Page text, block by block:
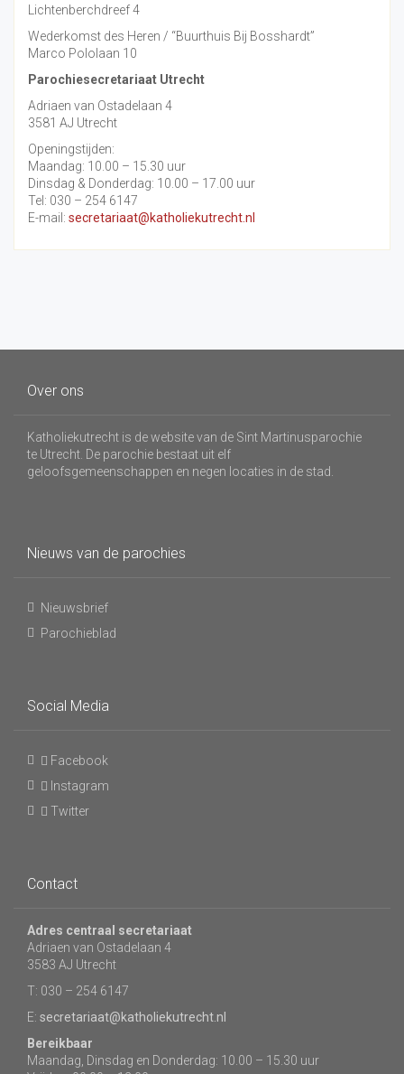
Lichtenberchdreef 4
Wederkomst des Heren / “Buurthuis Bij Bosshardt”
Marco Pololaan 10
Parochiesecretariaat Utrecht
Adriaen van Ostadelaan 4
3581 AJ Utrecht
Openingstijden:
Maandag: 10.00 – 15.30 uur
Dinsdag & Donderdag: 10.00 – 17.00 uur
Tel: 030 – 254 6147
E-mail: secretariaat@katholiekutrecht.nl
Over ons
Katholiekutrecht is de website van de Sint Martinusparochie
te Utrecht. De parochie bestaat uit elf
geloofsgemeenschappen en negen locaties in de stad.
Nieuws van de parochies
Nieuwsbrief
Parochieblad
Social Media
Facebook
Instagram
Twitter
Contact
Adres centraal secretariaat
Adriaen van Ostadelaan 4
3583 AJ Utrecht
T: 030 – 254 6147
E: secretariaat@katholiekutrecht.nl
Bereikbaar
Maandag, Dinsdag en Donderdag: 10.00 – 15.30 uur